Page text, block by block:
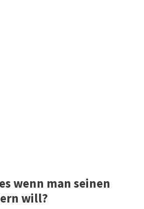
wenn man seinen
will?